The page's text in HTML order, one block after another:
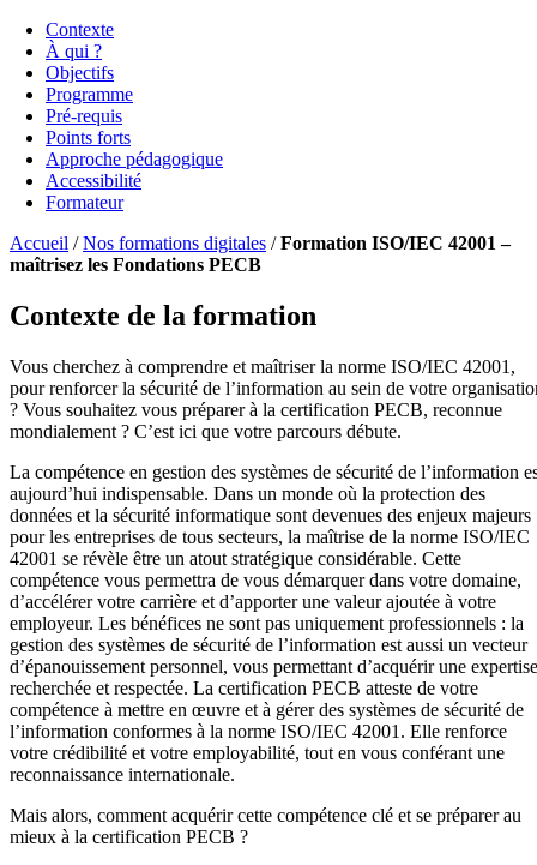
Contexte
À qui ?
Objectifs
Programme
Pré-requis
Points forts
Approche pédagogique
Accessibilité
Formateur
Accueil /Nos formations digitales /Formation ISO/IEC 42001 –
maîtrisez les Fondations PECB
Contexte de la formation
Vous cherchez à comprendre et maîtriser la norme ISO/IEC 42001,
pour renforcer la sécurité de l’information au sein de votre
? Vous souhaitez vous préparer à la certification PECB, reconnue
mondialement ? C’est ici que votre parcours débute.
La compétence en gestion des systèmes de sécurité de l’information
aujourd’hui indispensable. Dans un monde où la protection des
données et la sécurité informatique sont devenues des enjeux majeurs
pour les entreprises de tous secteurs, la maîtrise de la norme ISO/IEC
42001 se révèle être un atout stratégique considérable. Cette
compétence vous permettra de vous démarquer dans votre domaine,
d’accélérer votre carrière et d’apporter une valeur ajoutée à votre
employeur. Les bénéfices ne sont pas uniquement professionnels : la
gestion des systèmes de sécurité de l’information est aussi un vecteur
d’épanouissement personnel, vous permettant d’acquérir une expertise
recherchée et respectée. La certification PECB atteste de votre
compétence à mettre en œuvre et à gérer des systèmes de sécurité de
l’information conformes à la norme ISO/IEC 42001. Elle renforce
votre crédibilité et votre employabilité, tout en vous conférant une
reconnaissance internationale.
Mais alors, comment acquérir cette compétence clé et se préparer au
mieux à la certification PECB ?